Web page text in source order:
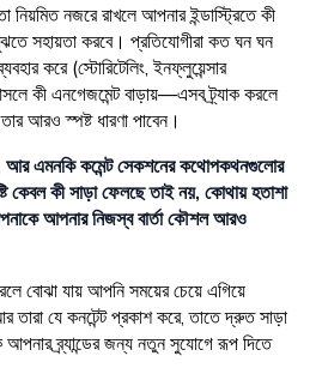
নিয়মিত নজরে রাখলে আপনার ইন্ডাস্ট্রিতে কী
সহায়তা করবে। প্রতিযোগীরা কত ঘন ঘন
করে (স্টোরিটেলিং, ইনফ্লুয়েন্সার
কী এনগেজমেন্ট বাড়ায়—এসব ট্র্যাক করলে
আরও স্পষ্ট ধারণা পাবেন।
আর এমনকি কমেন্ট সেকশনের কথোপকথনগুলোর
কেবল কী সাড়া ফেলছে তাই নয়, কোথায় হতাশা
আপনার নিজস্ব বার্তা কৌশল আরও
বোঝা যায় আপনি সময়ের চেয়ে এগিয়ে
যে কনটেন্ট প্রকাশ করে, তাতে দ্রুত সাড়া
আপনার ব্র্যান্ডের জন্য নতুন সুযোগে রূপ দিতে